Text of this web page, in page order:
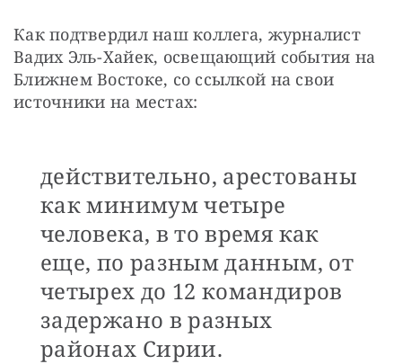
Как подтвердил наш коллега, журналист
Вадих Эль-Хайек, освещающий события на
Ближнем Востоке, со ссылкой на свои
источники на местах:
действительно, арестованы
как минимум четыре
человека, в то время как
еще, по разным данным, от
четырех до 12 командиров
задержано в разных
районах Сирии.